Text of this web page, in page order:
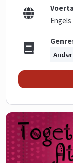
Engels